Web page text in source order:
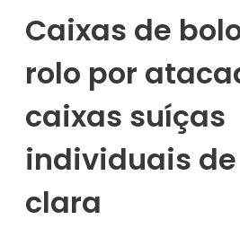
Caixas de
rolo por
caixas suíças
individuais
clara